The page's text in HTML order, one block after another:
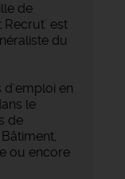
de
Recrut' est
du
d'emploi en
le
de
ou encore